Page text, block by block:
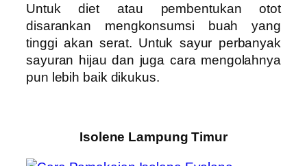
Untuk diet atau pembentukan otot
disarankan mengkonsumsi buah yang
tinggi akan serat. Untuk sayur perbanyak
sayuran hijau dan juga cara mengolahnya
pun lebih baik dikukus.
Isolene Lampung Timur